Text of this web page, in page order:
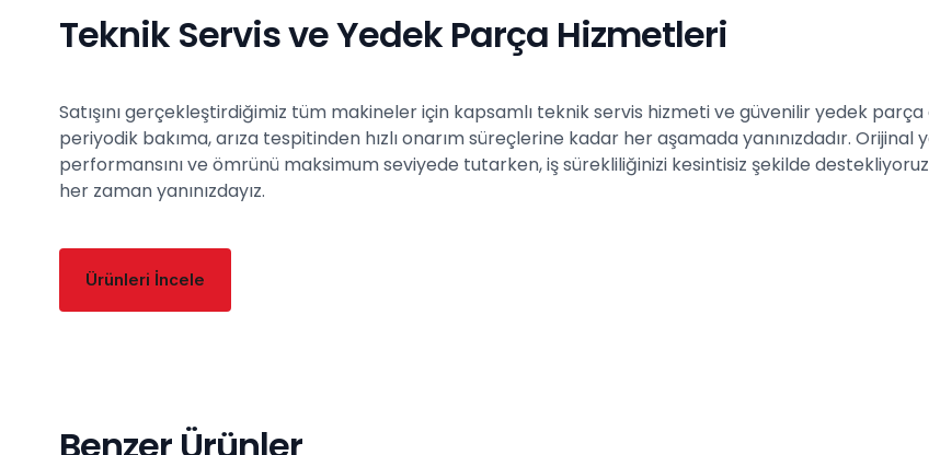
Teknik Servis ve Yedek Parça Hizmetleri
Satışını gerçekleştirdiğimiz tüm makineler için kapsamlı teknik servis hizmeti ve güvenilir yedek
periyodik bakıma, arıza tespitinden hızlı onarım süreçlerine kadar her aşamada yanınızdadır.
performansını ve ömrünü maksimum seviyede tutarken, iş sürekliliğinizi kesintisiz şekilde destekliyoruz.
her zaman yanınızdayız.
Ürünleri İncele